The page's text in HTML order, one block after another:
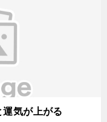
気が上がる